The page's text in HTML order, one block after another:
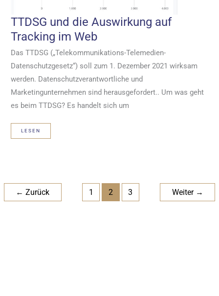
TTDSG und die Auswirkung auf
Tracking im Web
Das TTDSG („Telekommunikations-Telemedien-
Datenschutzgesetz“) soll zum 1. Dezember 2021 wirksam
werden. Datenschutzverantwortliche und
Marketingunternehmen sind herausgefordert.. Um was geht
es beim TTDSG? Es handelt sich um
TTDSG
DIE
LESEN
← Zurück 1 2 3 Weiter →